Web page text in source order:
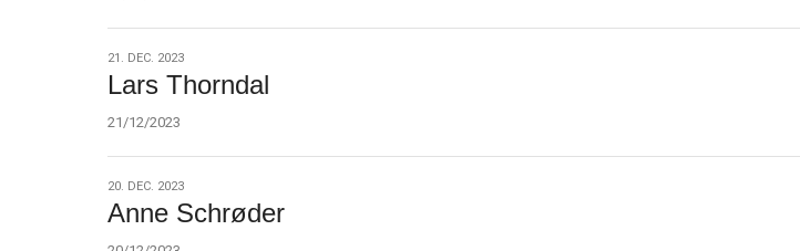
Værktøjskassen
BaptistKirken
21.
dec.
21. DEC. 2023
Lars Thorndal
21/12/2023
20.
dec.
20. DEC. 2023
Anne Schrøder